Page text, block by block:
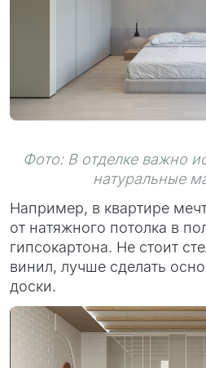
Фото: В отделке важно
натуральные
Например, в квартире
от натяжного потолка в
гипсокартона. Не стоит
винил, лучше сделать
доски.